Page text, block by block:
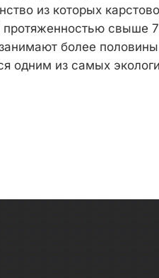
из которых
протяженностью свыше
более
одним из самых